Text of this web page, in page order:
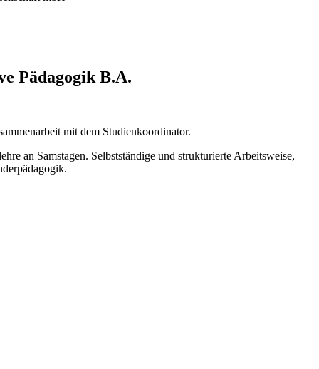
Pädagogik B.A.
mit dem Studienkoordinator.
an Samstagen. Selbstständige und strukturierte Arbeitsweise,